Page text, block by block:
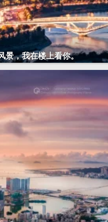
景，我在楼上看你。